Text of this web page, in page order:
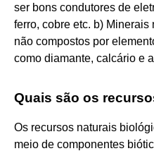
ser bons condutores de
ferro, cobre etc. b)
não compostos por
como diamante, calcário e
Quais são os
Os recursos naturais
meio de componentes